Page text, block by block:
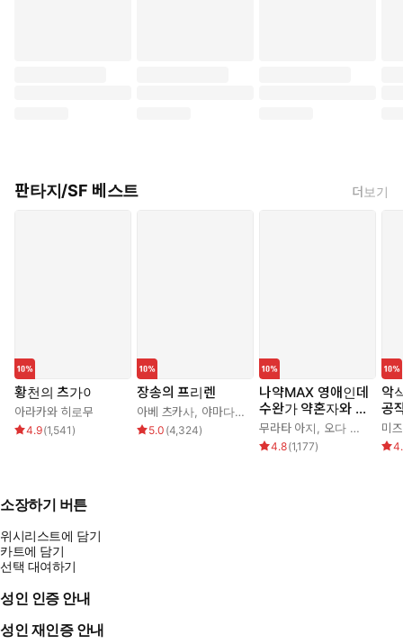
판타지/SF 베스트 더보기
황천의 츠가이
아라카와 히로무
4.9(1,541 )
장송의 프리렌
아베 츠카사, 야마다 카네히토
5.0 (4,324)
나약MAX 영애인데
수완가 약혼자와 내
기를 하고 말았다
무라타 아지, 오다 히로
4.8(1,177)
악
공
가
다
미
소장하기 버튼
위시리스트에 담기
카트에 담기
선택 대여하기
성인 인증 안내
성인 재인증 안내